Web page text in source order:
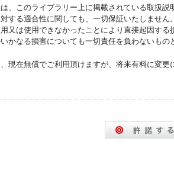
、このライブラリー上に掲載されている取扱
する適合性に関しても、一切保証いたしませ
又は使用できなかったことにより直接起因す
かなる損害についても一切責任を負わないもの
現在無償でご利用頂けますが、将来有料に変